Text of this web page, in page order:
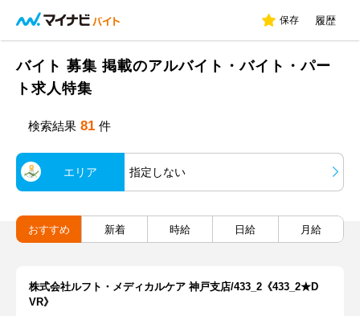
保存 履歴
バイト 募集 掲載のアルバイト・バイト・パー
ト求人特集
検索結果 81 件
エリア 指定しない
おすすめ 新着 時給 日給 月給
株式会社ルフト・メディカルケア 神戸支店/433_2《433_2★D
VR》